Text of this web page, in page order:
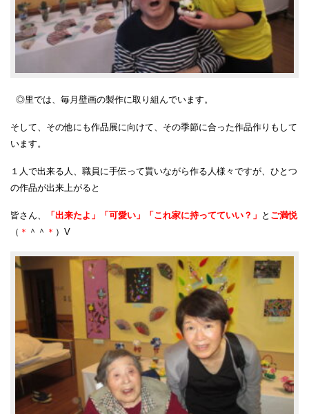
◎里では、毎月壁画の製作に取り組んでいます。
そして、その他にも作品展に向けて、その季節に合った作品作りもして
います。
１人で出来る人、職員に手伝って貰いながら作る人様々ですが、ひとつ
の作品が出来上がると
皆さん、 「出来たよ」「可愛い」「これ家に持ってていい？」 と ご満悦
（ ＊ ＾＾ ＊ ）V